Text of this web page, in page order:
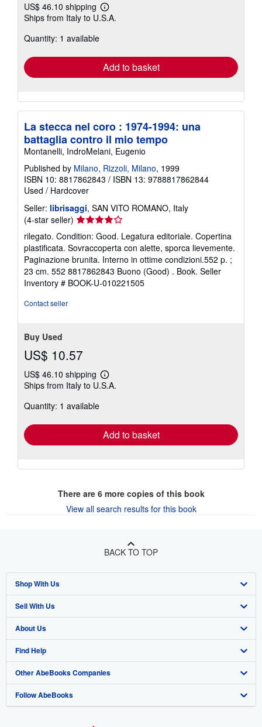
US$ 46.10 shipping
Learn
more
Ships from Italy to U.S.A.
Quantity: 1 available
Add to basket
La stecca nel coro : 1974-1994: una
battaglia contro il mio tempo
Montanelli, IndroMelani, Eugenio
Published by Milano, Rizzoli, Milano, 1999
ISBN 10: 8817862843 / ISBN 13: 9788817862844
Used / Hardcover
Seller: librisaggi, SAN VITO ROMANO, Italy
(4-star seller) Seller
rating
4
out
of
5
stars
rilegato. Condition: Good. Legatura editoriale. Copertina
plastificata. Sovraccoperta con alette, sporca lievemente.
Paginazione brunita. Interno in ottime condizioni.552 p. ;
23 cm. 552 8817862843 Buono (Good) . Book. Seller
Inventory # BOOK-U-010221505
Contact seller
Buy Used
US$ 10.57
US$ 46.10 shipping
Learn
more
Ships from Italy to U.S.A.
Quantity: 1 available
Add to basket
There are 6more copies of this book
View all search results for this book
BACK TO TOP
Shop With Us
Advanced Search
Browse Collections
My Account
My Orders
View Basket
Sell With Us
Start Selling
Join Our Affiliate Program
Book Buyback
Refer a seller
About Us
About AbeBooks
Media
Careers
Find Help
Help
Customer Support
Other AbeBooks Companies
AbeBooks.co.uk
Follow AbeBooks